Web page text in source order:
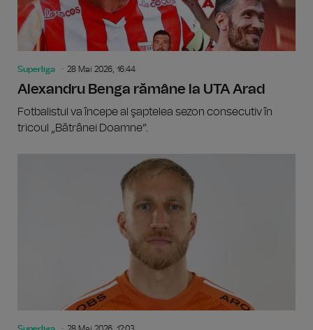
Superliga 28 Mai 2026, 16:44
Alexandru Benga rămâne la UTA Arad
Fotbalistul va începe al şaptelea sezon consecutiv în
tricoul „Bătrânei Doamne”.